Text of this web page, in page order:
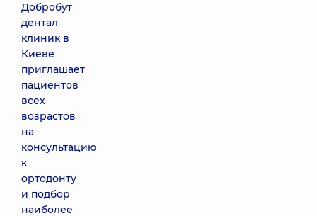
Добробут
дентал
клиник в
Киеве
приглашает
пациентов
всех
возрастов
на
консультацию
к
ортодонту
и подбор
наиболее